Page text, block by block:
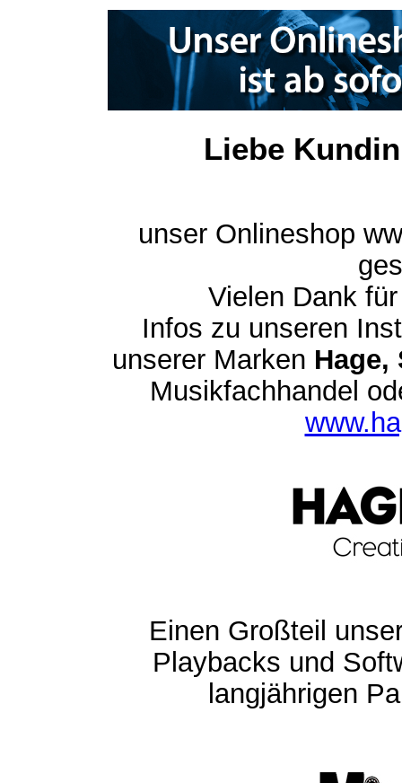
Liebe
unser Onlineshop
Vielen Dank
Infos zu unseren
unserer Marken Hage,
Musikfachhandel
Einen Großteil
Playbacks und
langjährigen